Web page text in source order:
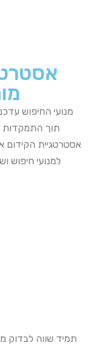
מנועי החיפוש
תוך התמקדות
אסטרטגיית הקידום
למנועי חיפוש
תמיד שווה לבדוק